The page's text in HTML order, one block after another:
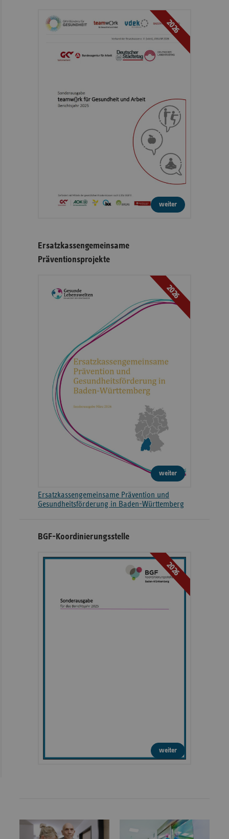
2026
weiter
Ersatzkassengemeinsame
Präventionsprojekte
2026
weiter
Ersatzkassengemeinsame Prävention und
Gesundheitsförderung in Baden-Württemberg
BGF-Koordinierungsstelle
2026
weiter